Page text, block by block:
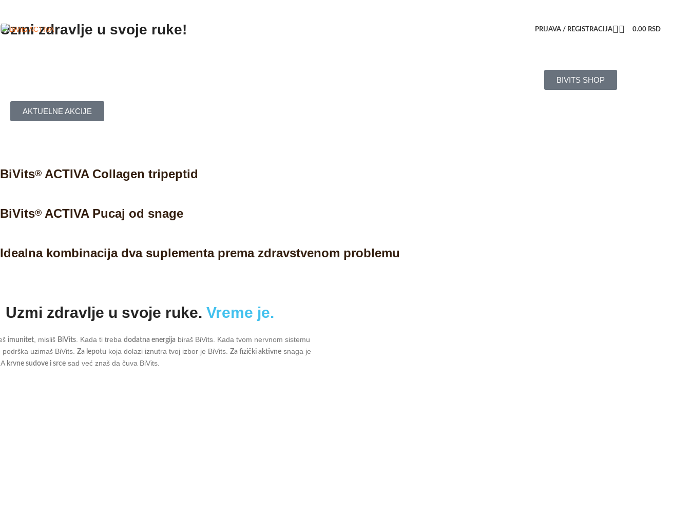
PRIJAVA / REGISTRACIJA 0.00 RSD
Uzmi zdravlje u svoje ruke!​​
BIVITS SHOP
AKTUELNE AKCIJE
BiVits® ACTIVA Collagen tripeptid
BiVits® ACTIVA Pucaj od snage
Idealna kombinacija dva suplementa prema zdravstvenom problemu
Uzmi zdravlje u svoje ruke. Vreme je.
imunitet , misliš BiVits . Kada ti trebadodatna energija biraš BiVits. Kada tvom nervnom sistemu
podrška uzimaš BiVits.Za lepotu koja dolazi iznutra tvoj izbor je BiVits.Za fizički aktivne snaga je
krvne sudove i srce sad već znaš da čuva BiVits.